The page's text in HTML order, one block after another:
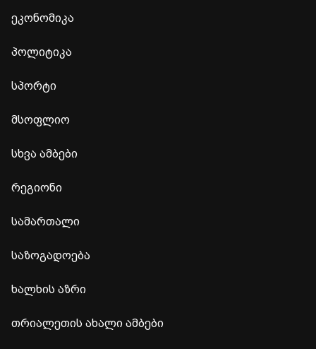
ეკონომიკა
პოლიტიკა
სპორტი
მსოფლიო
სხვა ამბები
რეგიონი
სამართალი
საზოგადოება
ხალხის აზრი
თრიალეთის ახალი ამბები